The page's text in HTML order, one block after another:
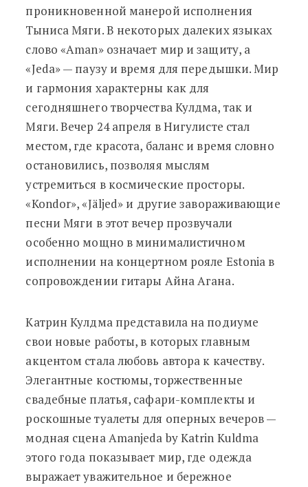
проникновенной манерой исполнения
Тыниса Мяги. В некоторых далеких языках
слово «Aman» означает мир и защиту, а
«Jeda» — паузу и время для передышки. Мир
и гармония характерны как для
сегодняшнего творчества Кулдма, так и
Мяги. Вечер 24 апреля в Нигулисте стал
местом, где красота, баланс и время словно
остановились, позволяя мыслям
устремиться в космические просторы.
«Kondor», «Jäljed» и другие завораживающие
песни Мяги в этот вечер прозвучали
особенно мощно в минималистичном
исполнении на концертном рояле Estonia в
сопровождении гитары Айна Агана.
Катрин Кулдма представила на подиуме
свои новые работы, в которых главным
акцентом стала любовь автора к качеству.
Элегантные костюмы, торжественные
свадебные платья, сафари-комплекты и
роскошные туалеты для оперных вечеров —
модная сцена Amanjeda by Katrin Kuldma
этого года показывает мир, где одежда
выражает уважительное и бережное